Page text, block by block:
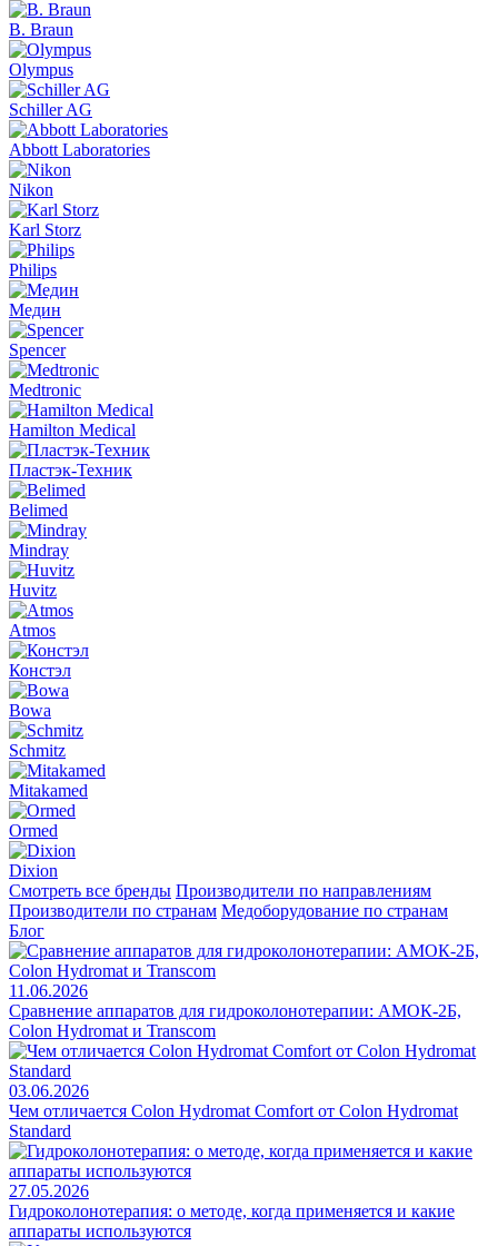
B. Braun
Olympus
Schiller AG
Abbott Laboratories
Nikon
Karl Storz
Philips
Медин
Spencer
Medtronic
Hamilton Medical
Пластэк-Техник
Belimed
Mindray
Huvitz
Atmos
Констэл
Bowa
Schmitz
Mitakamed
Ormed
Dixion
Смотреть все бренды Производители по направлениям
Производители по странам Медоборудование по странам
Блог
11.06.2026
Сравнение аппаратов для гидроколонотерапии: АМОК-2Б,
Colon Hydromat и Transcom
03.06.2026
Чем отличается Colon Hydromat Comfort от Colon Hydromat
Standard
27.05.2026
Гидроколонотерапия: о методе, когда применяется и какие
аппараты используются